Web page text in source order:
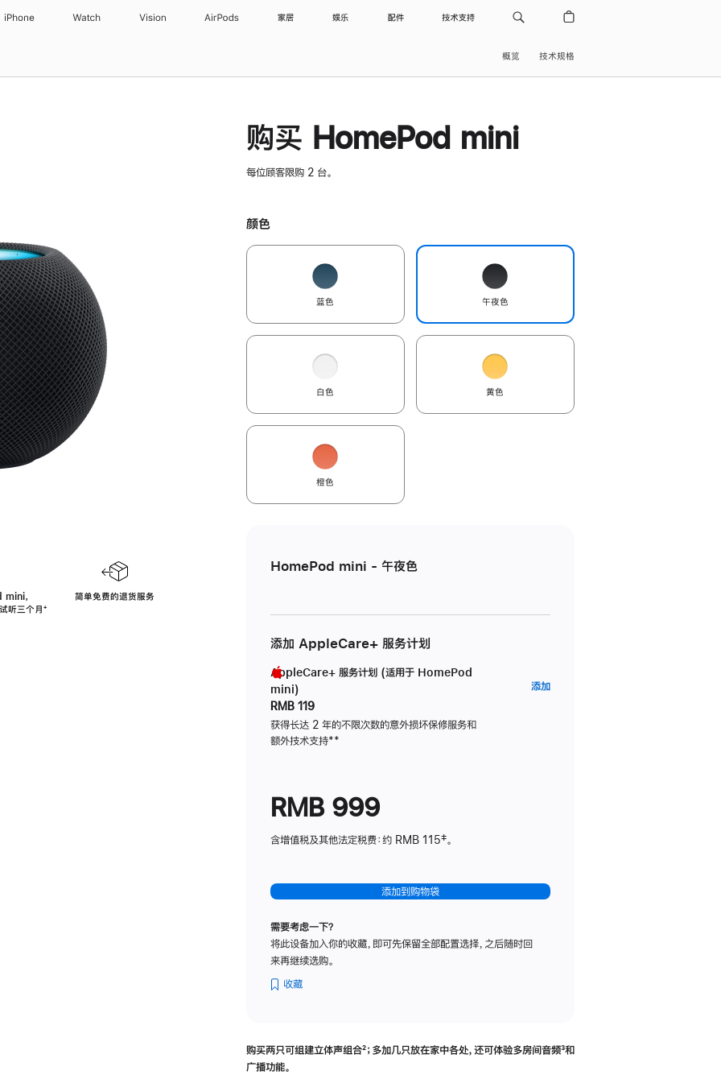
iPhone Watch Vision AirPods 家居 娱乐 配件 技术支持
概览 技术规格
，
听三个月脚
⁺
简单免费的退货服务
购买 HomePod mini
每位顾客限购 2 台。
颜色
蓝色 午夜色
白色 黄色
橙色
HomePod mini - 午夜色
添加 AppleCare+ 服务计划
AppleCare+ 服务计划 (适用于 HomePod
mini)
RMB 119
获得长达 2 年的不限次数的意外损坏保修服务和
额外技术支持脚
**
添加AppleCare+
RMB 999
含增值税及其他法定税费：约 RMB 115‡。
添加到购物袋
需要考虑一下？
将此设备加入你的收藏，即可先保留全部配置选择，之后随时回
来再继续选购。
收藏
购买两只可组建立体声组合脚
²；多加几只放在家中各处，还可体验多‍房‍间音频脚
³和
广播功能。